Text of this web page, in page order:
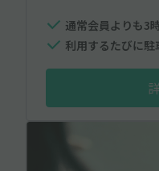
通常会員よりも3
利用するたびに